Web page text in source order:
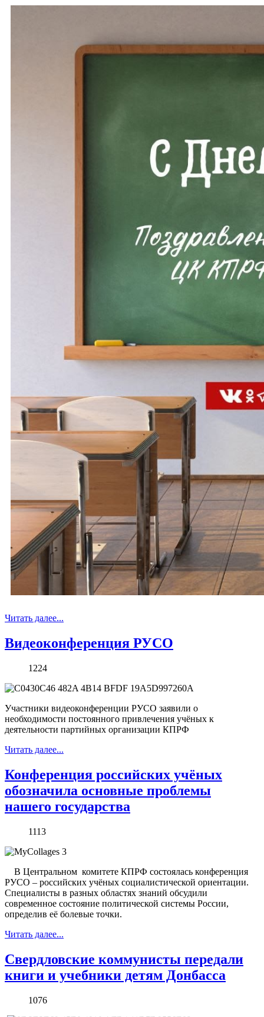
Читать далее...
Видеоконференция РУСО
1224
Участники видеоконференции РУСО заявили о
необходимости постоянного привлечения учёных к
деятельности партийных организации КПРФ
Читать далее...
Конференция российских учёных
обозначила основные проблемы
нашего государства
1113
В Центральном комитете КПРФ состоялась конференция
РУСО – российских учёных социалистической ориентации.
Специалисты в разных областях знаний обсудили
современное состояние политической системы России,
определив её болевые точки.
Читать далее...
Свердловские коммунисты передали
книги и учебники детям Донбасса
1076